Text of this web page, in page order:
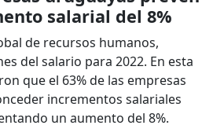
salarial del 8%
de recursos humanos,
del salario para 2022. En esta
que el 63% de las empresas
incrementos salariales
un aumento del 8%.